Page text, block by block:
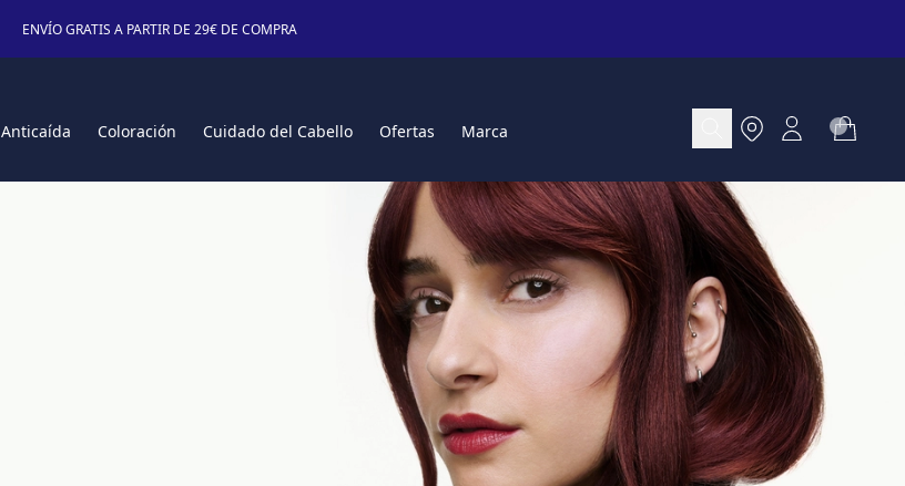
ENVÍO GRATIS A PARTIR DE 29€ DE COMPRA
Anticaída Coloración Cuidado del Cabello Ofertas Marca